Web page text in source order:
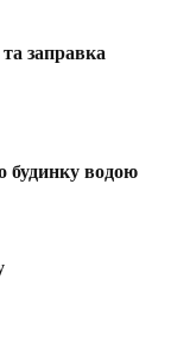
заправка
будинку водою